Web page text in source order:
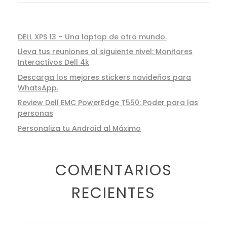
DELL XPS 13 – Una laptop de otro mundo.
Lleva tus reuniones al siguiente nivel: Monitores
Interactivos Dell 4k
Descarga los mejores stickers navideños para
WhatsApp.
Review Dell EMC PowerEdge T550: Poder para las
personas
Personaliza tu Android al Máximo
COMENTARIOS
RECIENTES